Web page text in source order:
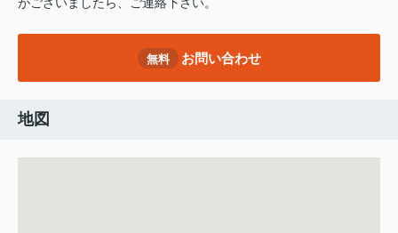
がございましたら、ご連絡下さい。
無料 お問い合わせ
地図